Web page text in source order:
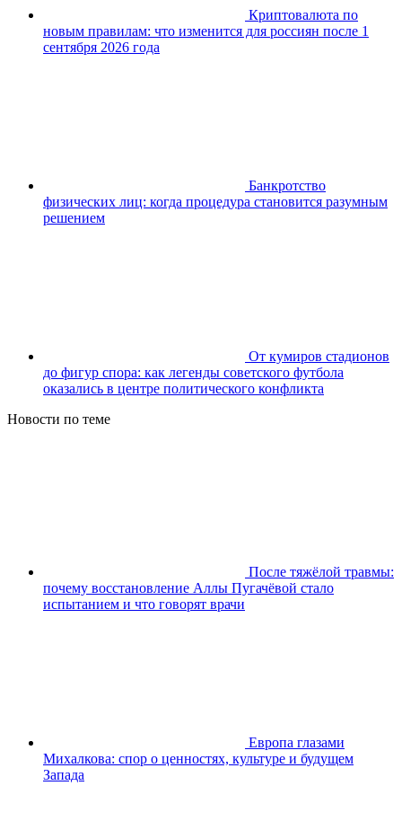
Криптовалюта по
новым правилам: что изменится для россиян после 1
сентября 2026 года
Банкротство
физических лиц: когда процедура становится разумным
решением
От кумиров стадионов
до фигур спора: как легенды советского футбола
оказались в центре политического конфликта
Новости по теме
После тяжёлой травмы:
почему восстановление Аллы Пугачёвой стало
испытанием и что говорят врачи
Европа глазами
Михалкова: спор о ценностях, культуре и будущем
Запада